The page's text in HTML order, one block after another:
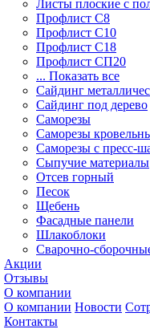
Листы плоские с
Профлист С8
Профлист С10
Профлист С18
Профлист СП20
... Показать все
Сайдинг
Cайдинг под дерево
Саморезы
Саморезы
Саморезы с пресс-
Сыпучие материалы
Отсев горный
Песок
Щебень
Фасадные панели
Шлакоблоки
Сварочно-
Акции
Отзывы
О компании
О компании Новости
Контакты